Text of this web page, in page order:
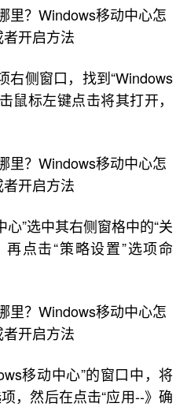
右侧窗口，找到“Windows
鼠标左键点击将其打开，
”选中其右侧窗格中的“关
再点击“策略设置”选项命
移动中心”的窗口中，将
，然后在点击“应用--》确